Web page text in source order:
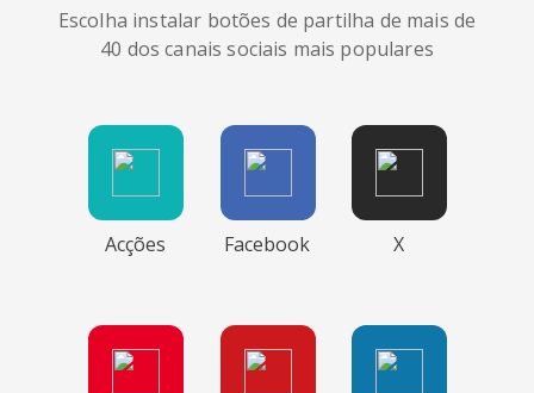
Escolha instalar botões de partilha de mais de
40 dos canais sociais mais populares
Acções Facebook X